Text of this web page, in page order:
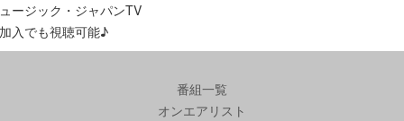
ージック・ジャパンTV
入でも視聴可能♪
番組一覧
オンエアリスト